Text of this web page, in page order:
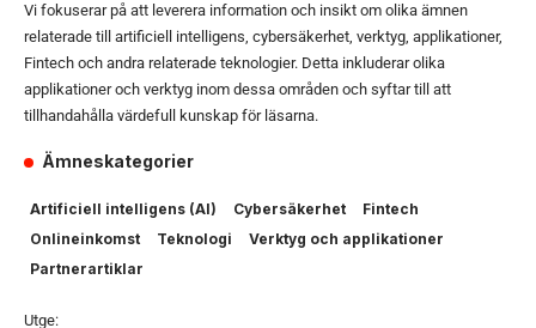
Vi fokuserar på att leverera information och insikt om olika ämnen
relaterade till artificiell intelligens, cybersäkerhet, verktyg, applikationer,
Fintech och andra relaterade teknologier. Detta inkluderar olika
applikationer och verktyg inom dessa områden och syftar till att
tillhandahålla värdefull kunskap för läsarna.
Ämneskategorier
Artificiell intelligens (AI) Cybersäkerhet
Fintech
Onlineinkomst
Teknologi
Verktyg och applikationer
Partnerartiklar
Utge: